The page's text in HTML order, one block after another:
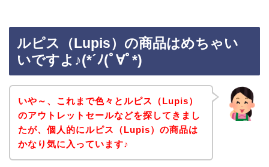
ルピス（Lupis）の商品はめちゃい
いですよ♪(*´ﾉ(ﾟ∀ﾟ*)
いや～、これまで色々とルピス（Lupis）
のアウトレットセールなどを探してきまし
たが、個人的にルピス（Lupis）の商品は
かなり気に入っています♪